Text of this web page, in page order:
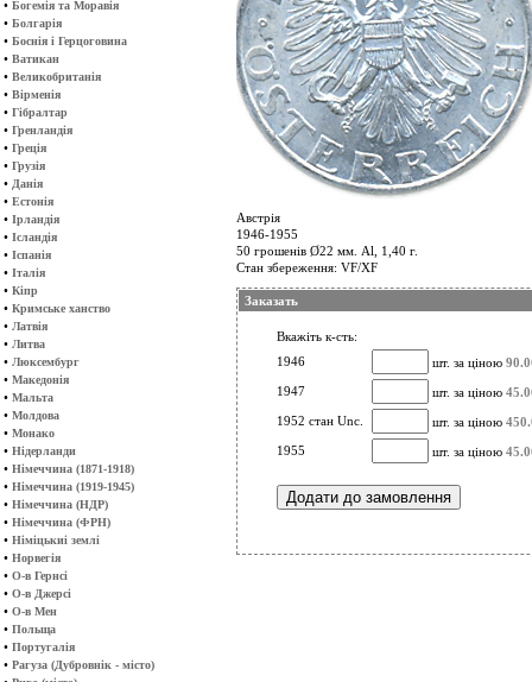
• Богемія та Моравія
• Болгарія
• Боснія і Герцоговина
• Ватикан
• Великобританія
• Вірменія
• Гібралтар
• Гренландія
• Греція
• Грузія
• Данія
• Естонія
• Ірландія
• Ісландія
• Іспанія
• Італія
• Кіпр
• Кримське ханство
• Латвія
• Литва
• Люксембург
• Македонія
• Мальта
• Молдова
• Монако
• Нідерланди
• Німеччина (1871-1918)
• Німеччина (1919-1945)
• Німеччина (НДР)
• Німеччина (ФРН)
• Німіцькиі землі
• Норвегія
• О-в Гернсі
• О-в Джерсі
• О-в Мен
• Польща
• Португалія
• Рагуза (Дубровнік - місто)
Австрія
1946-1955
50 грошенів Ø22 мм. Al, 1,40 г.
Стан збереження: VF/XF
Заказать
Вкажіть к-сть:
1946
шт. за ціною
1947
шт. за ціною
1952 стан Unc.
шт. за ціною
1955
шт. за ціною